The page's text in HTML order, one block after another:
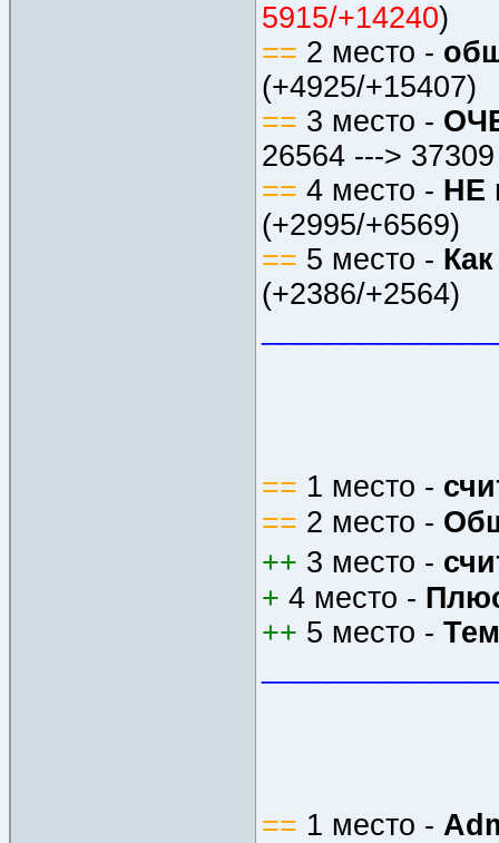
5915/+14240)
== 2 место -
(+4925/+15407)
== 3 место -
26564 --->
== 4 место - НЕ
(+2995/+6569)
== 5 место -
(+2386/+2564)
== 1 место -
== 2 место -
++ 3 место -
+ 4 место -
++ 5 место -
== 1 место -